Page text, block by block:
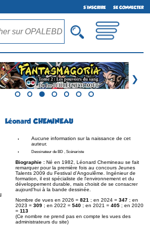
S'INSCRIRE SE CONNECTER
❯
Léonard CHEMINEAU
Aucune information sur la naissance de cet
auteur.
Dessinateur de BD , Scénariste
Biographie : Né en 1982, Léonard Chemineau se fait
remarquer pour la première fois au concours Jeunes
Talents 2009 du Festival d'Angoulême. Ingénieur de
formation, il est spécialiste de l'environnement et du
développement durable, mais choisit de se consacrer
aujourd'hui à la bande dessinée.
Nombre de vues en 2026 = 821 ; en 2024 = 347 ; en
2023 = 309 ; en 2022 = 540 ; en 2021 = 405 ; en 2020
= 113
(Ce nombre ne prend pas en compte les vues des
administrateurs du site)